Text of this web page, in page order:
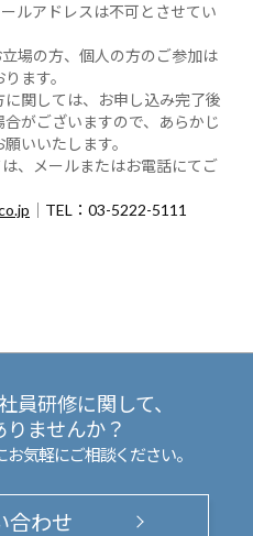
ルアドレスは不可とさせてい
場の方、個人の方のご参加は
ます。
に関しては、お申し込み完了後
がございますので、あらかじ
いいたします。
、メールまたはお電話にてご
TEL：03-5222-5111
員研修に関して、
ませんか？
気軽にご相談ください。
合わせ